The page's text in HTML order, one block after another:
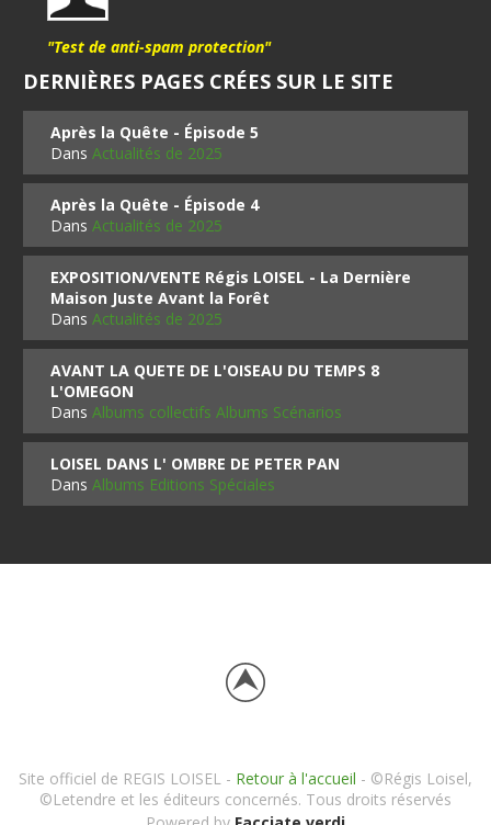
"Test de anti-spam protection"
DERNIÈRES PAGES CRÉES SUR LE SITE
Après la Quête - Épisode 5
DansActualités de 2025
Après la Quête - Épisode 4
DansActualités de 2025
EXPOSITION/VENTE Régis LOISEL - La Dernière
Maison Juste Avant la Forêt
DansActualités de 2025
AVANT LA QUETE DE L'OISEAU DU TEMPS 8
L'OMEGON
DansAlbums collectifs Albums Scénarios
LOISEL DANS L' OMBRE DE PETER PAN
DansAlbums Editions Spéciales
Site officiel de REGIS LOISEL - Retour à l'accueil - ©Régis Loisel,
©Letendre et les éditeurs concernés. Tous droits réservés